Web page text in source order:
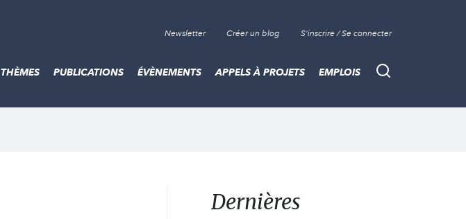
Newsletter Créer un blog S'inscrire / Se connecter
Recherche
THÈMES PUBLICATIONS ÉVÈNEMENTS APPELS À PROJETS EMPLOIS
Dernières